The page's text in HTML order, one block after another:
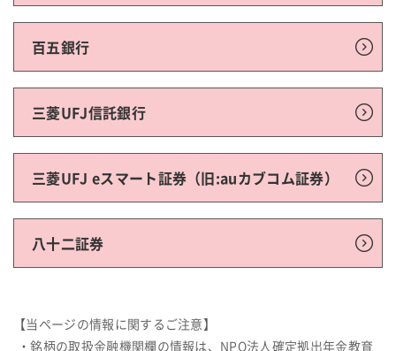
百五銀行
三菱UFJ信託銀行
三菱UFJ eスマート証券（旧:auカブコム証券）
八十二証券
【当ページの情報に関するご注意】
・銘柄の取扱金融機関欄の情報は、NPO法人確定拠出年金教育